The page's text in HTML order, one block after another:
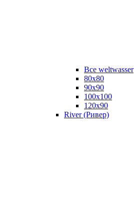
Все weltwasser
80x80
90x90
100x100
120x90
River (Ривер)